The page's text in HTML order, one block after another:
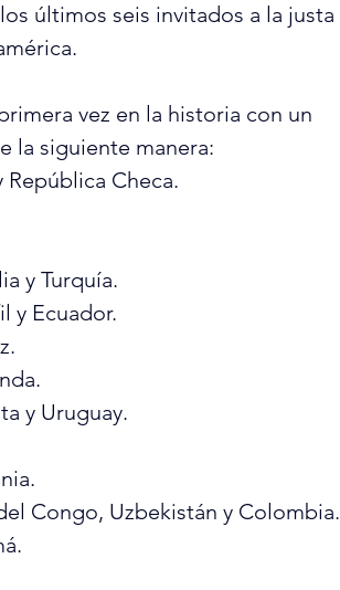
últimos seis invitados a la justa
vez en la historia con un
la siguiente manera:
Checa.
y Turquía.
y Ecuador.
y Uruguay.
Congo, Uzbekistán y Colombia.